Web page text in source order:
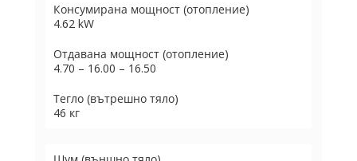
Консумирана мощност (отопление)
4.62 kW
Отдавана мощност (отопление)
4.70 – 16.00 – 16.50
Тегло (вътрешно тяло)
46 кг